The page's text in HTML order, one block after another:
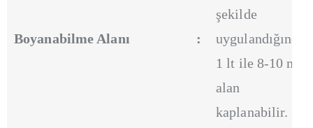
Boyanabilme Alanı :
şekilde
uygulandığında
1 lt ile 8-10 m²
alan
kaplanabilir.